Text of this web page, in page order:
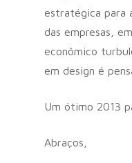
estratégica para
das empresas,
econômico
em design é
Um ótimo 2013
Abraços,